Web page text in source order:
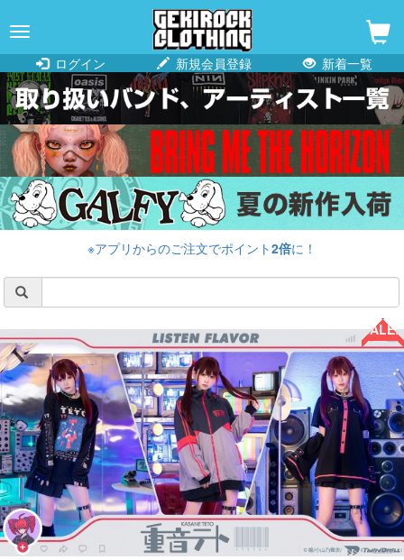
navigation
ログイン
新規会員登録 新着一覧
※アプリからのご注文でポイント2倍に！
SALE!!
SALE!!
SALE!!
SALE!!
SALE!!
SALE!!